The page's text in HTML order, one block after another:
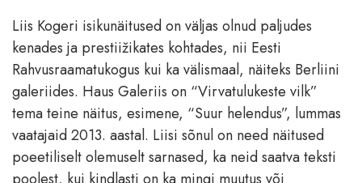
Liis Kogeri isikunäitused on väljas olnud paljudes
kenades ja prestiižikates kohtades, nii Eesti
Rahvusraamatukogus kui ka välismaal, näiteks Berliini
galeriides. Haus Galeriis on “Virvatulukeste vilk”
tema teine näitus, esimene, “Suur helendus”, lummas
vaatajaid 2013. aastal. Liisi sõnul on need näitused
poeetiliselt olemuselt sarnased, ka neid saatva teksti